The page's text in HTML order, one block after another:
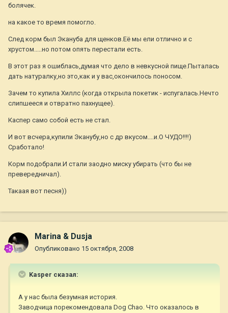
болячек.
на какое то время помогло.
След корм был Экануба для щенков.Её мы ели отлично и с
хрустом.....но потом опять перестали есть.
В этот раз я ошиблась,думая что дело в невкусной пище.Пыталась
дать натуралку,но это,как и у вас,окончилось поносом.
Зачем то купила Хиллс (когда открыла покетик - испугалась.Нечто
слипшееся и отвратно пахнущее).
Каспер само собой есть не стал.
И вот всчера,купили Эканубу,но с др вкусом....и.О ЧУДО!!!!)
Сработало!
Корм подобрали.И стали заодно миску убирать (что бы не
превередничал).
Такаая вот песня))
Marina & Dusja
Опубликовано 15 октября, 2008
Kasper сказал:
А у нас была безумная история.
Заводчица порекомендовала Dog Chao. Что оказалось в